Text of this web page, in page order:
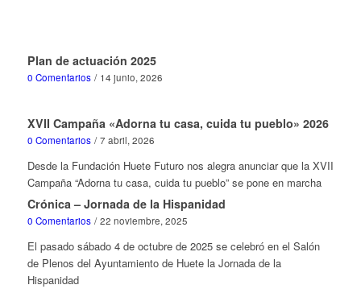
Plan de actuación 2025
0 Comentarios / 14 junio, 2026
XVII Campaña «Adorna tu casa, cuida tu pueblo» 2026
0 Comentarios / 7 abril, 2026
Desde la Fundación Huete Futuro nos alegra anunciar que la XVII
Campaña “Adorna tu casa, cuida tu pueblo” se pone en marcha
Crónica – Jornada de la Hispanidad
0 Comentarios / 22 noviembre, 2025
El pasado sábado 4 de octubre de 2025 se celebró en el Salón
de Plenos del Ayuntamiento de Huete la Jornada de la
Hispanidad